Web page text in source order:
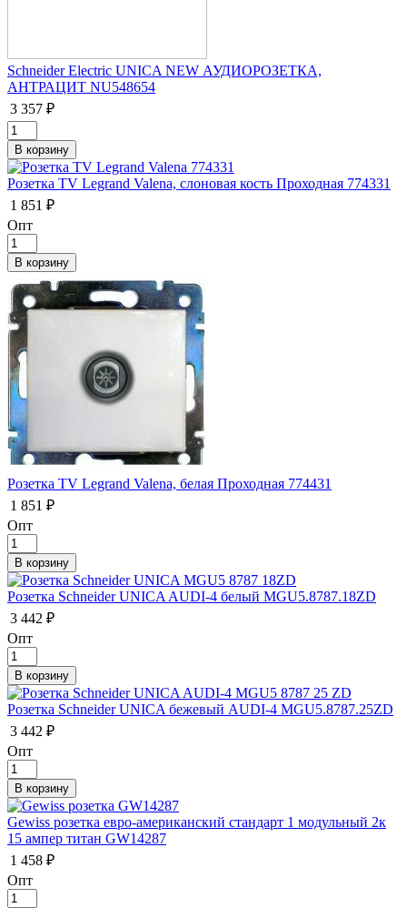
Schneider Electric UNICA NEW АУДИОРОЗЕТКА,
АНТРАЦИТ NU548654
3 357 ₽
Розетка TV Legrand Valena, слоновая кость Проходная 774331
1 851 ₽
Опт
Розетка TV Legrand Valena, белая Проходная 774431
1 851 ₽
Опт
Розетка Schneider UNICA AUDI-4 белый MGU5.8787.18ZD
3 442 ₽
Опт
Розетка Schneider UNICA бежевый AUDI-4 MGU5.8787.25ZD
3 442 ₽
Опт
Gewiss розетка евро-американский стандарт 1 модульный 2к
15 aмпер титан GW14287
1 458 ₽
Опт